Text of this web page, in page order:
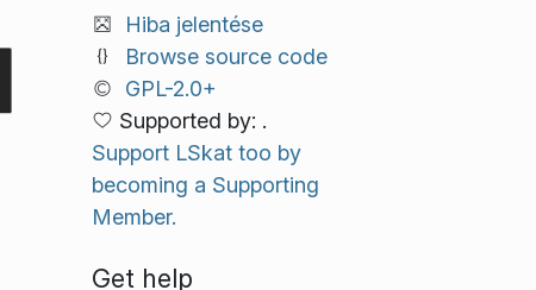
Hiba jelentése
Browse source code
GPL-2.0+
Supported by: .
Support LSkat too by
becoming a Supporting
Member.
Get help